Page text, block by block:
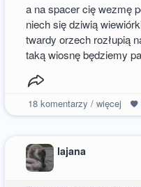
a na spacer cię wezmę
niech się dziwią
twardy orzech rozłupią
taką wiosnę będziemy
18komentarzy / więcej
lajana